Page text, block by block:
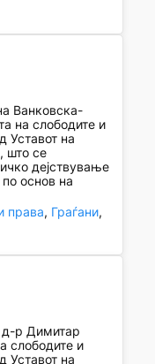
Ванковска-
на слободите и
Уставот на
што се
дејствување
основ на
права, Граѓани
р Димитар
слободите и
Уставот на